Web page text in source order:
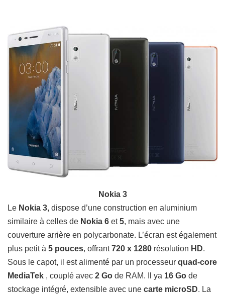
Nokia 3
Le Nokia 3, dispose d’une construction en aluminium
similaire à celles de Nokia 6 et5, mais avec une
couverture arrière en polycarbonate. L’écran est également
plus petit à 5 pouces, offrant720 x 1280 résolution HD.
Sous le capot, il est alimenté par un processeur quad-core
MediaTek , couplé avec 2 Go de RAM. Il ya 16 Go de
stockage intégré, extensible avec une carte microSD. La